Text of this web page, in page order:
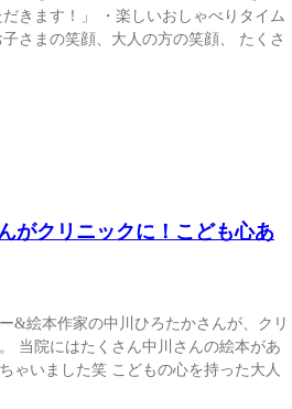
きます！」 ・楽しいおしゃべりタイム
さまの笑顔、大人の方の笑顔、 たくさ
がクリニックに！こども心あ
&絵本作家の中川ひろたかさんが、クリ
当院にはたくさん中川さんの絵本があ
ゃいました笑 こどもの心を持った大人